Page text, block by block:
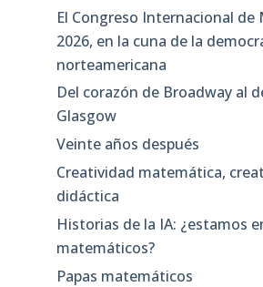
El Congreso Internacional de
2026, en la cuna de la
norteamericana
Del corazón de Broadway al
Glasgow
Veinte años después
Creatividad matemática,
didáctica
Historias de la IA: ¿estamos
matemáticos?
Papas matemáticos